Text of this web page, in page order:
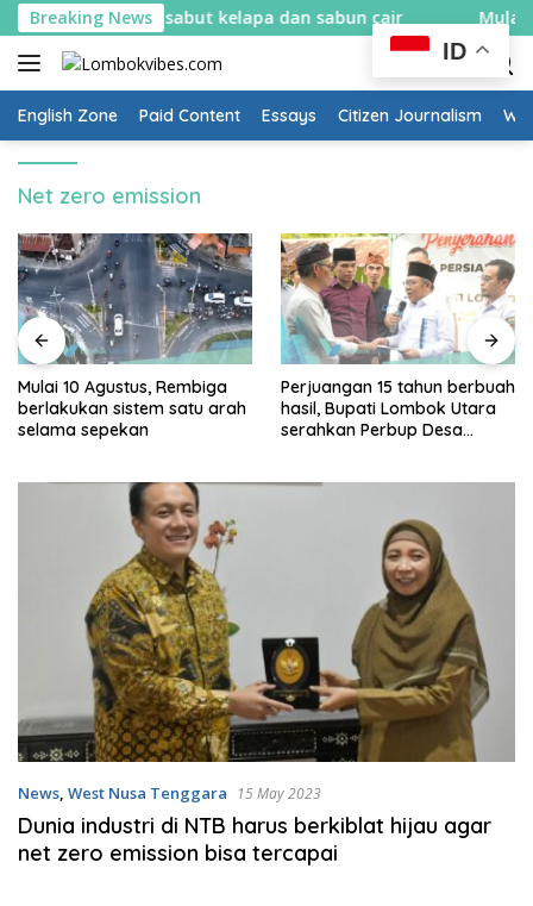
Skip
to
content
Breaking News
bikin spons sabut kelapa dan sabun cair Mulai 10
English Zone Paid Content Essays Citizen Journalism
Net zero emission
Mulai 10 Agustus, Rembiga
berlakukan sistem satu arah
selama sepekan
Perjuangan 15 tahun berbuah
hasil, Bupati Lombok Utara
serahkan Perbup Desa
News, West Nusa Tenggara 15 May 2023
Dunia industri di NTB harus berkiblat hijau agar
net zero emission bisa tercapai
ID